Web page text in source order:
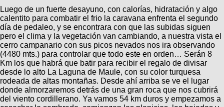
Fotos
del
DÃA
Fotos
mas
votadas
Luego de un fuerte desayuno, con calorías, hidratación y algo
calentito para combatir el frio la caravana enfrenta el segundo
día de pedaleo, y se encontrara con que las subidas siguen
pero el clima y la vegetación van cambiando, a nuestra vista el
cerro campanario con sus picos nevados nos ira observando
(4480 mts.) para controlar que todo este en orden… Serán 8
Km los que habrá que batir para recibir el regalo de divisar
desde lo alto La Laguna de Maule, con su color turquesa
rodeada de altas montañas. Desde ahí arriba se ve el lugar
donde almorzaremos detrás de una gran roca que nos cubrirá
del viento cordillerano. Ya vamos 54 km duros y empezamos a